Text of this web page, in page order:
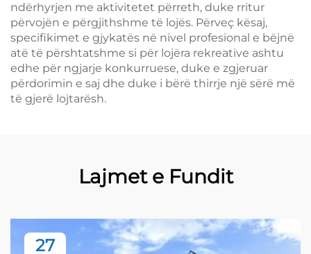
ndërhyrjen me aktivitetet përreth, duke rritur
përvojën e përgjithshme të lojës. Përveç kësaj,
specifikimet e gjykatës në nivel profesional e bëjnë
atë të përshtatshme si për lojëra rekreative ashtu
edhe për ngjarje konkurruese, duke e zgjeruar
përdorimin e saj dhe duke i bërë thirrje një sërë më
të gjerë lojtarësh.
Lajmet e Fundit
27